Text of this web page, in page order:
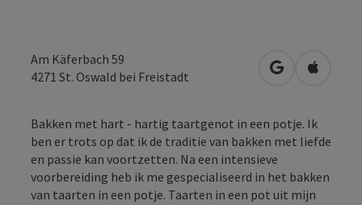
Am Käferbach 59
4271 St. Oswald bei Freistadt Openen in
Bakken met hart - hartig taartgenot in een potje. Ik
ben er trots op dat ik de traditie van bakken met liefde
en passie kan voortzetten. Na een intensieve
voorbereiding heb ik me gespecialiseerd in het bakken
van taarten in een potje. Taarten in een pot uit mijn